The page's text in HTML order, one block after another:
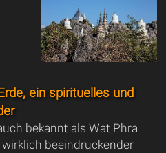
ein spirituelles und
bekannt als Wat Phra
beeindruckender